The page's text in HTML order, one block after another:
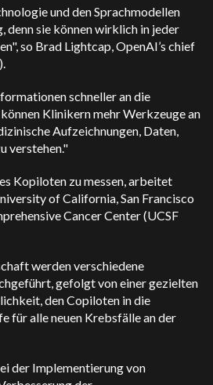
und den Sprachmodellen
denn sie können wirklich in jeder
so Brad Lightcap, OpenAI’s chief
.
schneller an die
Klinikern mehr Werkzeuge an
Aufzeichnungen, Daten,
verstehen."
Kopiloten zu messen, arbeitet
of California, San Francisco
Cancer Center (UCSF
werden verschiedene
gefolgt von einer gezielten
den Copiloten in die
für alle neuen Krebsfälle an der
der Implementierung von